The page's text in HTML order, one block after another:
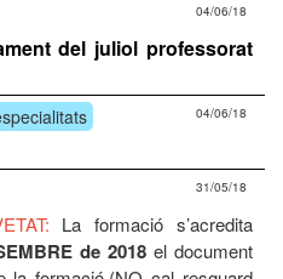
04/06/18
del juliol professorat
04/06/18
31/05/18
La formació s’acredita
de 2018 el document